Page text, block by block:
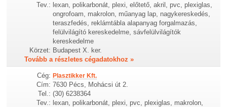
Tev.: lexan, polikarbonát, plexi, előtető, akril, pvc, plexiglas,
ongrofoam, makrolon, műanyag lap, nagykereskedés,
teraszfedés, reklámtábla alapanyag forgalmazás,
felülvilágító kereskedelme, sávfelülvilágítók
kereskedelme
Körzet: Budapest X. ker.
Tovább a részletes cégadatokhoz »
Cég: Plasztikker Kft.
Cím: 7630 Pécs, Mohácsi út 2.
Tel.: (30) 6238364
Tev.: lexan, polikarbonát, plexi, pvc, plexiglas, makrolon,